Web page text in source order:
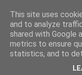
Kis Ervin
Elektronikus
laikusoknak,
This site uses
and to analyze
shared with Google
metrics to ensure
statistics, and to